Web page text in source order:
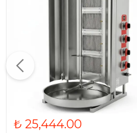
₺ 25,444.00